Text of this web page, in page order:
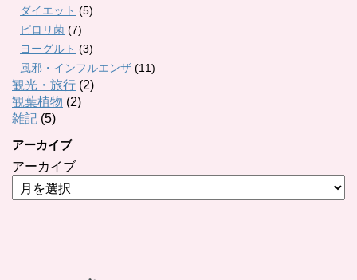
ダイエット (5)
ピロリ菌 (7)
ヨーグルト (3)
風邪・インフルエンザ (11)
観光・旅行 (2)
観葉植物 (2)
雑記 (5)
アーカイブ
アーカイブ